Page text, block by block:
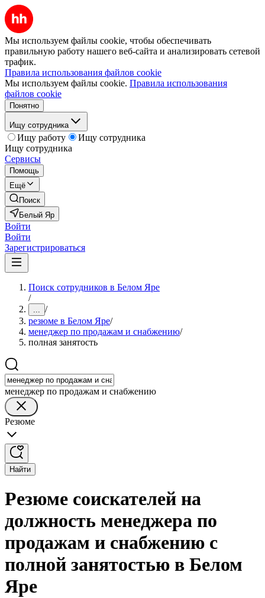
Мы используем файлы cookie, чтобы обеспечивать
правильную работу нашего веб-сайта и анализировать сетевой
трафик.
Правила использования файлов cookie
Мы используем файлы cookie. Правила использования
файлов cookie
Понятно
Ищу сотрудника
Ищу работу
Ищу сотрудника
Ищу сотрудника
Сервисы
Помощь
Ещё
Поиск
Белый Яр
Войти
Войти
Зарегистрироваться
Поиск сотрудников в Белом Яре
/
... /
резюме в Белом Яре/
менеджер по продажам и снабжению/
полная занятость
менеджер по продажам и снабжению
Резюме
Найти
Резюме соискателей на
должность менеджера по
продажам и снабжению с
полной занятостью в Белом
Яре